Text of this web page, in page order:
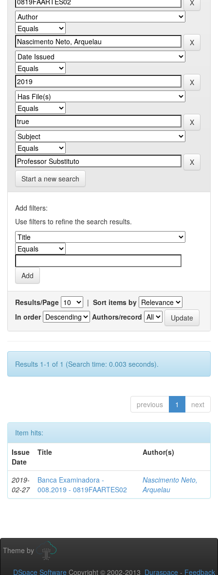
Start a new search
Add filters:
Use filters to refine the search results.
Results/Page | Sort items by
In order
Authors/record
Results 1-1 of 1 (Search time: 0.003 seconds).
previous 1 next
Item hits:
Issue
Date
Title Author(s)
2019-
02-27
Banca Examinadora -
008.2019 - 0819FAARTES02
Nascimento Neto,
Arquelau
Theme by
DSpace Software Copyright © 2002-2013 Duraspace - Feedback